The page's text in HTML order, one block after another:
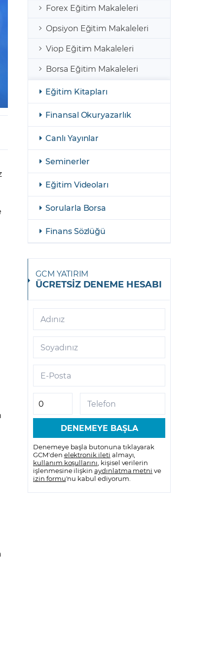
Yasal Bildirimler
Finansal Araçlar
Forex Eğitim Makaleleri
Opsiyon Eğitim Makaleleri
Viop Eğitim Makaleleri
Borsa Eğitim Makaleleri
Eğitim Kitapları
Finansal Okuryazarlık
Canlı Yayınlar
Seminerler
Eğitim Videoları
Sorularla Borsa
Finans Sözlüğü
GCM YATIRIM
ÜCRETSİZ DENEME HESABI
Adınız
Soyadınız
E-Posta
Telefon
Denemeye başla butonuna tıklayarak
GCM'den elektronik ileti almayı,
kullanım koşullarını , kişisel verilerin
işlenmesine ilişkin aydınlatma metni ve
izin formu'nu kabul ediyorum.